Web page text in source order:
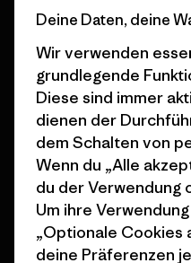
Geschenkgutscheine
Stores in deiner
Nähe
© 2026 Patagonia, Inc. All Rights
Deine Daten, deine
Wir verwenden
grundlegende
Diese sind immer
dienen der
dem Schalten von
Wenn du „Alle
du der Verwendung
Um ihre
„Optionale Cookies
deine Präferenzen